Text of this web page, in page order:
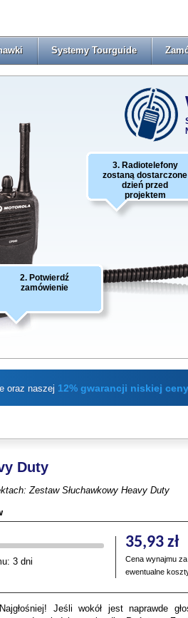
Systemy Tourguide
2. Potwierdź
zamówienie
3. Radiotelefony
zostaną dostarczone
dzień przed
projektem
oraz naszej 12% gwarancji niskiej ceny
Duty
Zestaw Słuchawkowy Heavy Duty
3 dni
35,93 zł
Cena wynajmu
ewentualne
Jeśli wokół jest naprawde